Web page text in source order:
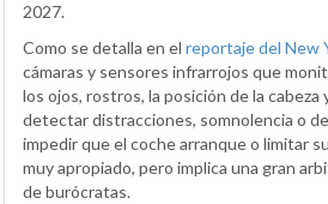
2027.
Como se detalla en el reportaje del New
cámaras y sensores infrarrojos que
los ojos, rostros, la posición de la
detectar distracciones, somnolencia o
impedir que el coche arranque o limitar
muy apropiado, pero implica una gran
de burócratas.